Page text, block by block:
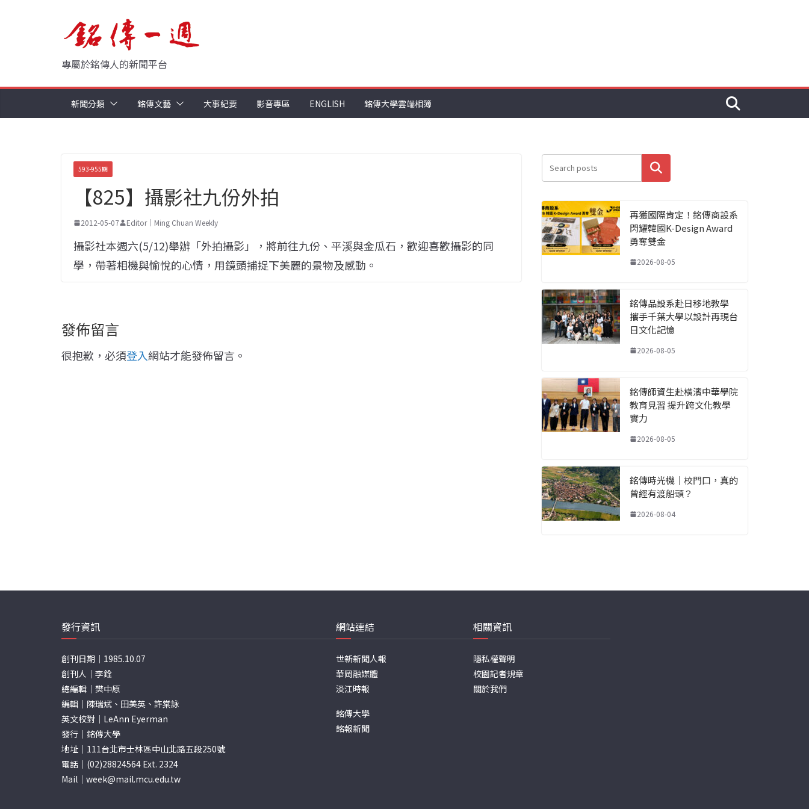
專屬於銘傳人的新聞平台
新聞分類 銘傳文藝 大事紀要 影音專區 ENGLISH 銘傳大學雲端相簿
593-955期
【825】攝影社九份外拍
2012-05-07 Editor｜Ming Chuan Weekly
攝影社本週六(5/12)舉辦「外拍攝影」，將前往九份、平溪與金瓜石，歡迎喜歡攝影的同
學，帶著相機與愉悅的心情，用鏡頭捕捉下美麗的景物及感動。
發佈留言
很抱歉，必須登入網站才能發佈留言。
搜尋
再獲國際肯定！銘傳商設系
閃耀韓國K-Design Award
勇奪雙金
2026-08-05
銘傳品設系赴日移地教學
攜手千葉大學以設計再現台
日文化記憶
2026-08-05
銘傳師資生赴橫濱中華學院
教育見習 提升跨文化教學
實力
2026-08-05
銘傳時光機｜校門口，真的
曾經有渡船頭？
2026-08-04
發行資訊
創刊日期｜1985.10.07
創刊人｜李銓
總編輯｜樊中原
編輯｜陳瑞斌、田美英、許棠詠
英文校對｜LeAnn Eyerman
發行｜銘傳大學
地址｜111台北市士林區中山北路五段250號
電話｜(02)28824564 Ext. 2324
Mail｜ week@mail.mcu.edu.tw
網站連結
世新新聞人報
華岡融媒體
淡江時報
銘傳大學
銘報新聞
相關資訊
隱私權聲明
校園記者規章
關於我們